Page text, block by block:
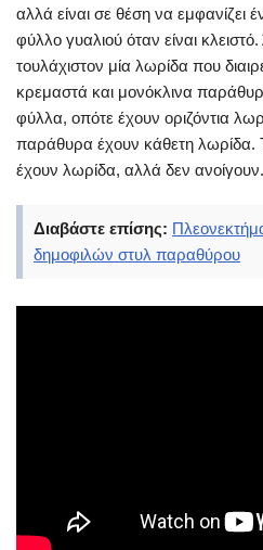
αλλά είναι σε θέση να εμφανίζει
φύλλο γυαλιού όταν είναι
τουλάχιστον μία λωρίδα που
κρεμαστά και μονόκλινα
φύλλα, οπότε έχουν οριζόντια
παράθυρα έχουν κάθετη
έχουν λωρίδα, αλλά δεν ανοίγουν.
Διαβάστε επίσης:
δημοφιλών στυλ παραθύρου